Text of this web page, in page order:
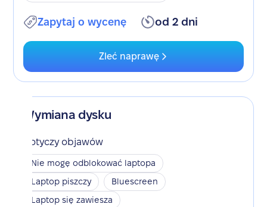
Zapytaj o wycenę od 2 dni
Zleć naprawę
Wymiana dysku
Dotyczy objawów
Nie mogę odblokować laptopa
Laptop piszczy
Bluescreen
Laptop się zawiesza